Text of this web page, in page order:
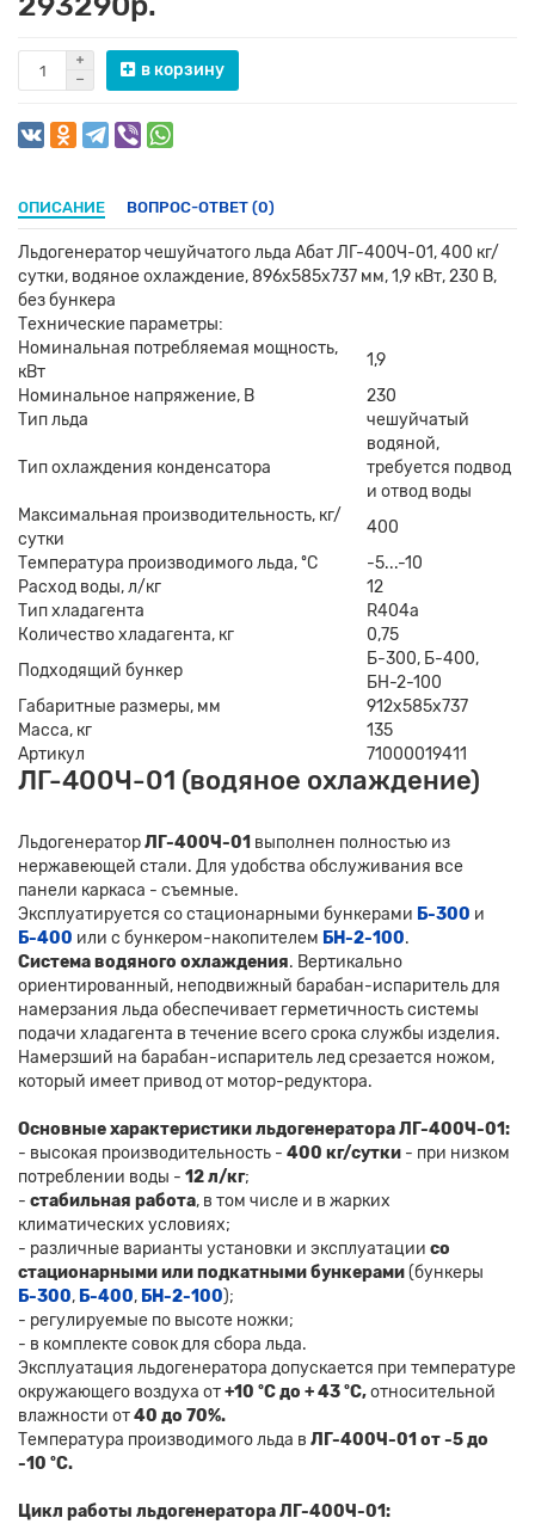
в корзину
ОПИСАНИЕ ВОПРОС-ОТВЕТ (0)
Льдогенератор чешуйчатого льда Абат ЛГ-400Ч-01, 400 кг/
сутки, водяное охлаждение, 896х585х737 мм, 1,9 кВт, 230 В,
без бункера
Технические параметры:
Номинальная потребляемая мощность,
кВт
1,9
Номинальное напряжение, В
230
Тип льда
чешуйчатый
Тип охлаждения конденсатора
водяной,
требуется подвод
и отвод воды
Максимальная производительность, кг/
сутки
400
Температура производимого льда, ºС
-5...-10
Расход воды, л/кг
12
Тип хладагента
R404a
Количество хладагента, кг
0,75
Подходящий бункер
Б-300, Б-400,
БН-2-100
Габаритные размеры, мм
912х585х737
Масса, кг
135
Артикул
71000019411
ЛГ-400Ч-01 (водяное охлаждение)
ЛьдогенераторЛГ-400Ч-01 выполнен полностью из
нержавеющей стали. Для удобства обслуживания все
панели каркаса - съемные.
Эксплуатируется со стационарными бункерами Б-300 и
Б-400 или с бункером-накопителем БН-2-100.
Система водяного охлаждения. Вертикально
ориентированный, неподвижный барабан-испаритель для
намерзания льда обеспечивает герметичность системы
подачи хладагента в течение всего срока службы изделия.
Намерзший на барабан-испаритель лед срезается ножом,
который имеет привод от мотор-редуктора.
Основные характеристики льдогенератора ЛГ-400Ч-01:
- высокая производительность - 400 кг/сутки - при низком
потреблении воды - 12 л/кг;
- стабильная работа, в том числе и в жарких
климатических условиях;
- различные варианты установки и эксплуатации со
стационарными или подкатными бункерами(бункеры
Б-300, Б-400, БН-2-100);
- регулируемые по высоте ножки;
- в комплекте совок для сбора льда.
Эксплуатация льдогенератора допускается при температуре
окружающего воздуха от+10 ºС до + 43 ºС,относительной
влажности от40 до 70%.
Температура производимого льда в ЛГ-400Ч-01 от -5 до
-10 ºС.
Цикл работы льдогенератора ЛГ-400Ч-01: